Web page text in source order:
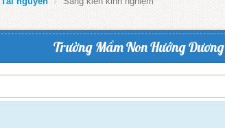
Trường Mầm Non Hướng Dương